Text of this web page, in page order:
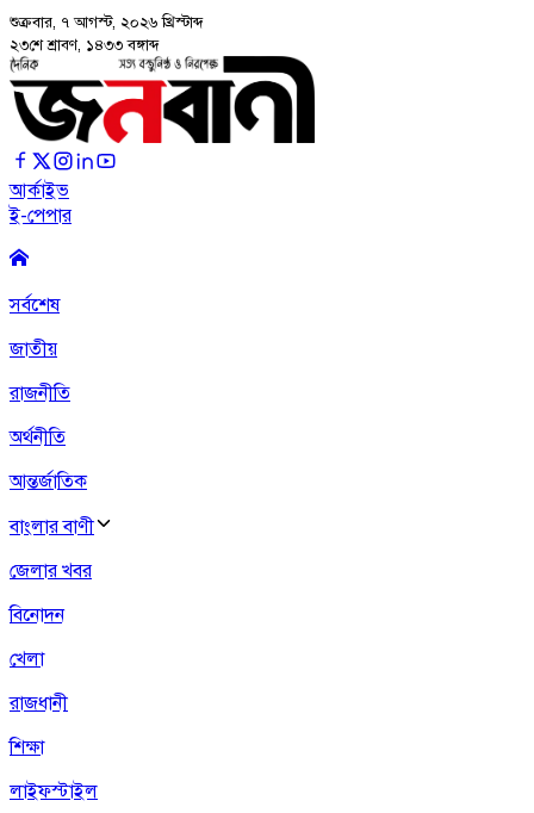
শুক্রবার, ৭ আগস্ট, ২০২৬ খ্রিস্টাব্দ
২৩শে শ্রাবণ, ১৪৩৩ বঙ্গাব্দ
আর্কাইভ
ই-পেপার
সর্বশেষ
জাতীয়
রাজনীতি
অর্থনীতি
আন্তর্জাতিক
বাংলার বাণী
জেলার খবর
বিনোদন
খেলা
রাজধানী
শিক্ষা
লাইফস্টাইল